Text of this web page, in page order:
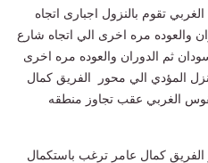
تقوم بالنزول اجبارى اتجاه
والعوده مره اخرى الي اتجاه شارع
ثم الدوران والعوده مره اخرى
اتجاه المنزل المؤدي الي محور الفريق كمال
الغربي عقب تجاوز منطقه
كمال عامر ترغب باستكمال